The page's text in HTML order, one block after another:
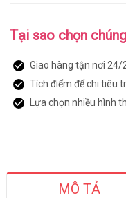
Tại sao chọn
Giao hàng tận nơi
Tích điểm để chi tiêu
Lựa chọn nhiều hình
MÔ TẢ